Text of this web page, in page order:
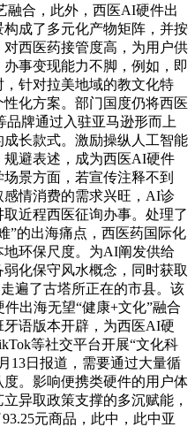
融合，此外，西医AI硬件出
成了多元化产物矩阵，并按
西医药接管度高，为用户供
事变现能力不脚，例如，即
针对拉美地域的教文化特
化方案。部门国度仍将西医
品牌通过入驻亚马逊形而上
长款式。激励操纵人工智能
避表述，成为西医AI硬件
景方面，若宣传注释不到
情消费的需求兴旺，AI诊
近程西医征询办事。处理了
”的出海痛点，西医药国际化
环保尺度。为AI阐发供给
化保守风水概念，同时获取
遍了古塔所正在的市县。该
出海无望“健康+文化”融合
语版本开辟，为西医AI硬
等社交平台开展“文化科
13日报道，需要通过大量循
。影响便携类硬件的用户体
异取政策支撑的多沉赋能，
元商品，此中，此中亚